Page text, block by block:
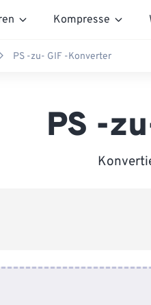
Kompresse
PS -zu- GIF -Konverter
PS -